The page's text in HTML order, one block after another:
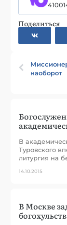
Поделиться
наоборот
В
Туровского
литургия на
14.10.2015
В Москве